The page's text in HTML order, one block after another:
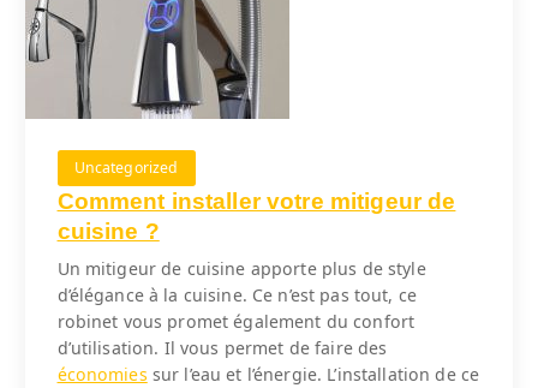
Uncategorized
Comment installer votre mitigeur de
cuisine ?
Un mitigeur de cuisine apporte plus de style
d’élégance à la cuisine. Ce n’est pas tout, ce
robinet vous promet également du confort
d’utilisation. Il vous permet de faire des
économies sur l’eau et l’énergie. L’installation de ce